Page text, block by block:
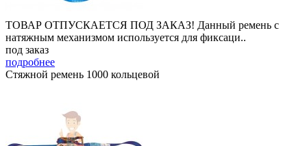
ТОВАР ОТПУСКАЕТСЯ ПОД ЗАКАЗ! Данный ремень с
натяжным механизмом используется для фиксаци..
под заказ
подробнее
Стяжной ремень 1000 кольцевой